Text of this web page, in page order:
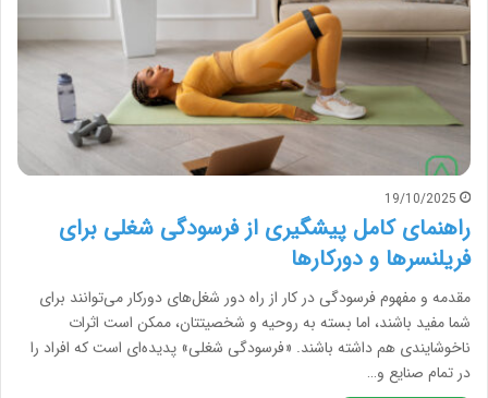
19/10/2025
راهنمای کامل پیشگیری از فرسودگی شغلی برای
فریلنسرها و دورکارها
مقدمه و مفهوم فرسودگی در کار از راه دور شغل‌های دورکار می‌توانند برای
شما مفید باشند، اما بسته به روحیه و شخصیتتان، ممکن است اثرات
ناخوشایندی هم داشته باشند. «فرسودگی شغلی» پدیده‌ای است که افراد را
در تمام صنایع و…